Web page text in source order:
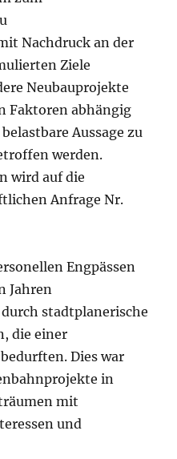
Nachdruck an der
Ziele
Neubauprojekte
Faktoren abhängig
Aussage zu
werden.
wird auf die
Anfrage Nr.
Engpässen
Jahren
stadtplanerische
die einer
Dies war
in
mit
und